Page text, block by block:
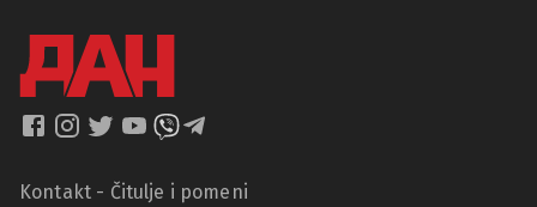
Kontakt - Čitulje i pomeni